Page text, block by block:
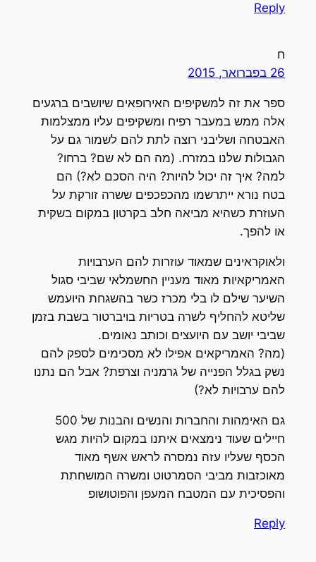
Reply
ח
26 בפברואר, 2015
ספר את זה למשקיפים האירופאים שיושבים ברגעים
אלה ממש במעבר רפיח ומשקיפים עליו ממצלמות
האבטחה ושליבני רוצה לתת להם לשמור גם על
הגבולות שלנו במזרח. (מה הם לא שם? ברחו?
למה? איך זה יכול להיות? היה הסכם לא?) הם
בטח נורא ייתרשמו מהכפכפים ששרה זורקת על
העוזרת כשהיא מביאה חלב בקרטון במקום בשקית
או להפך.
ולאוקראינים שמאוד עוזרות להם הערבויות
האמריקאיות מאוד מעניין החשמלאי שביבי סגול
השיער שילם לו בלי מכרז כשר בהשגחת היועמש
שליטא להחליף לשרה בטריות בויברטור בשבת בזמן
שביבי יושב עם היועצים וכותב נאומים.
(מה? האמריקאים אפילו לא מסכימים לספק להם
נשק בגלל הפנייה של גרמניה וצרפת? אבל הם נתנו
להם ערבויות לא?)
גם האימהות והחברות והנשים והבנות של 500
חיילים שעוד נימצאים איתנו במקום להיות מגש
הכסף שעליו עזה נמסרה לראש אשף מאוד
מאוכזבות מביבי הסמרטוט ומשרה המושחתת
והפסיכית עם המטבח המעפן והפוטושופ
Reply